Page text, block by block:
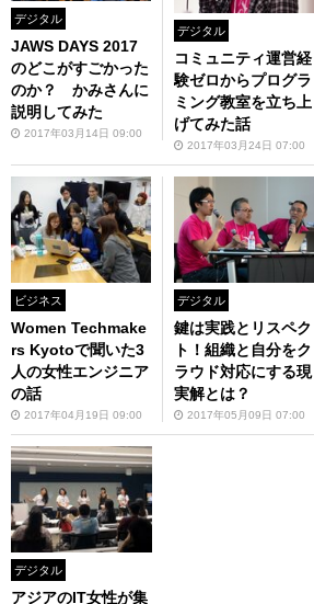
デジタル
JAWS DAYS 2017
のどこがすごかった
のか？ かみさんに
説明してみた
2017年03月14日 09:00
デジタル
コミュニティ運営経
験ゼロからプログラ
ミング教室を立ち上
げてみた話
2017年03月24日 07:00
ビジネス
Women Techmake
rs Kyotoで聞いた3
人の女性エンジニア
の話
2017年04月19日 09:00
デジタル
鍵は実践とリスペク
ト！組織と自分をク
ラウド対応にする現
実解とは？
2017年05月09日 07:00
デジタル
アジアのIT女性が集